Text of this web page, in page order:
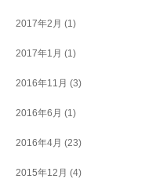
2017年2月 (1)
2017年1月 (1)
2016年11月 (3)
2016年6月 (1)
2016年4月 (23)
2015年12月 (4)